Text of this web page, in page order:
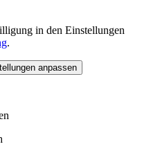
in den Einstellungen
.
anpassen